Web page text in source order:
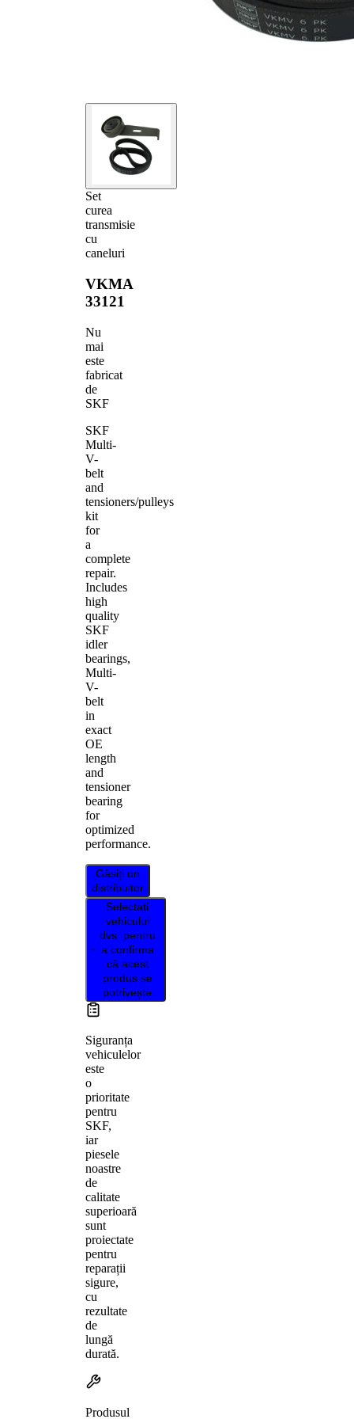
Set
curea
transmisie
cu
caneluri
VKMA
33121
Nu
mai
este
fabricat
de
SKF
SKF
Multi-
V-
belt
and
tensioners/pulleys
kit
for
a
complete
repair.
Includes
high
quality
SKF
idler
bearings,
Multi-
V-
belt
in
exact
OE
length
and
tensioner
bearing
for
optimized
performance.
Găsiți un
distribuitor
Selectați
vehiculul
dvs. pentru
a confirma
că acest
produs se
potrivește
Siguranța
vehiculelor
este
o
prioritate
pentru
SKF,
iar
piesele
noastre
de
calitate
superioară
sunt
proiectate
pentru
reparații
sigure,
cu
rezultate
de
lungă
durată.
Produsul